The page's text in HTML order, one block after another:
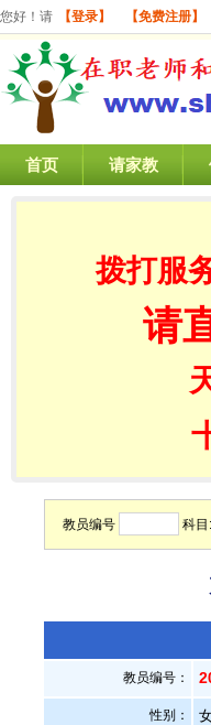
您好！请 【登录】 【免费注册】
首页 请家教
拨打服
请
教员编号 科目:
教员编号：
性别：